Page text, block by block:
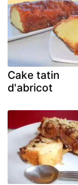
Cake tatin
d'abricot